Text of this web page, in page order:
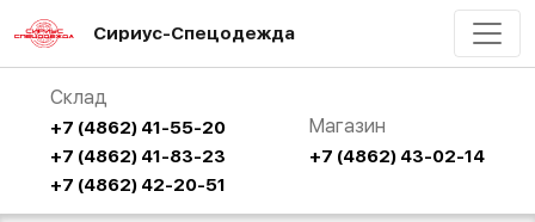
Сириус-Спецодежда
Склад
+7 (4862) 41-55-20
+7 (4862) 41-83-23
+7 (4862) 42-20-51
Магазин
+7 (4862) 43-02-14